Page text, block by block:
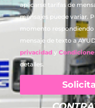
aplicarse tarifas de
mensajes puede variar.
momento respondiendo
mensaje de texto a
privacidad y
detalles.